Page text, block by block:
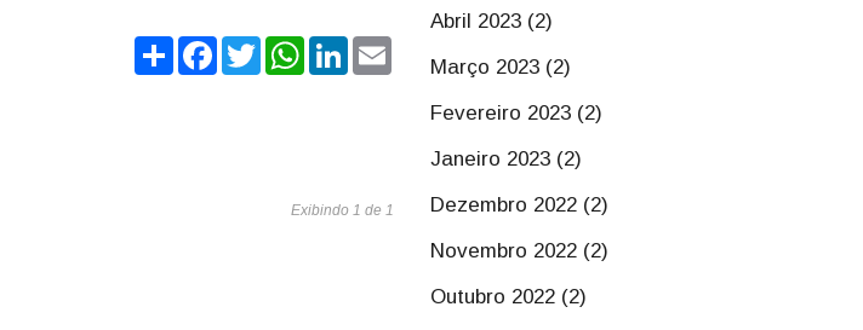
ShareFacebook
TwitterWhatsApp
LinkedIn
Exibindo 1 de 1
Abril 2023 (2)
Março 2023 (2)
Fevereiro 2023 (2)
Janeiro 2023 (2)
Dezembro 2022 (2)
Novembro 2022 (2)
Outubro 2022 (2)